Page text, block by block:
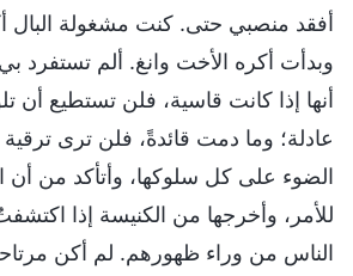
أفقد منصبي حتى. كنت مشغولة البال
وبدأت أكره الأخت وانغ. ألم تستفرد
أنها إذا كانت قاسية، فلن تستطيع أن
عادلة؛ وما دمت قائدةً، فلن ترى
الضوء على كل سلوكها، وأتأكد من
للأمر، وأخرجها من الكنيسة إذا
الناس من وراء ظهورهم. لم أكن